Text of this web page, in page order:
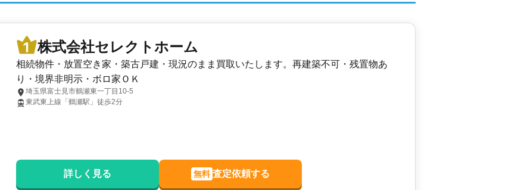
株式会社セレクトホーム
相続物件・放置空き家・築古戸建・現況のまま買取いたします。再建築不可・残置物あ
り・境界非明示・ボロ家ＯＫ
埼玉県富士見市鶴瀬東一丁目10-5
東武東上線「鶴瀬駅」徒歩2分
詳しく見る 無料 査定依頼する